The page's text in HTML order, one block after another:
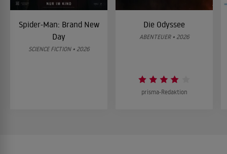
Spider-Man: Brand New
Day
SCIENCE FICTION • 2026
Die Odyssee
ABENTEUER • 2026
prisma-Redaktion